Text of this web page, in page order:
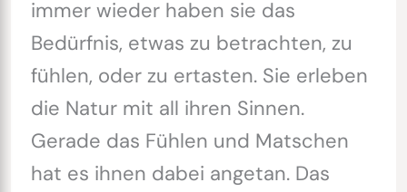
immer wieder haben sie das
Bedürfnis, etwas zu betrachten, zu
fühlen, oder zu ertasten. Sie erleben
die Natur mit all ihren Sinnen.
Gerade das Fühlen und Matschen
hat es ihnen dabei angetan. Das